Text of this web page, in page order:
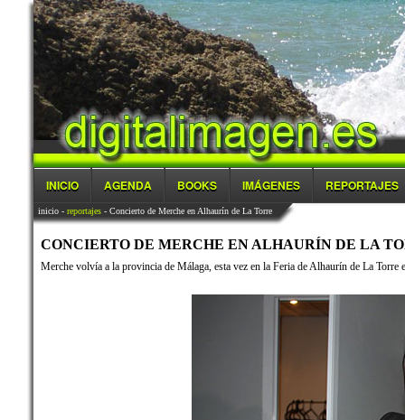
INICIO AGENDA BOOKS IMÁGENES REPORTAJES
inicio- reportajes- Concierto de Merche en Alhaurín de La Torre
CONCIERTO DE MERCHE EN ALHAURÍN DE LA
Merche volvía a la provincia de Málaga, esta vez en la Feria de Alhaurín de La